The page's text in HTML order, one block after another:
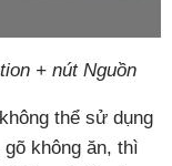
+ nút Nguồn
thể sử dụng
không ăn, thì